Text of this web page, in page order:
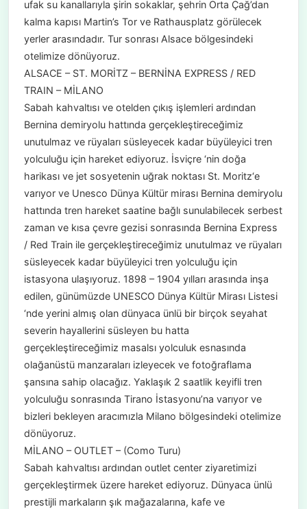
ufak su kanallarıyla şirin sokaklar, şehrin Orta Çağ’dan
kalma kapısı Martin’s Tor ve Rathausplatz görülecek
yerler arasındadır. Tur sonrası Alsace bölgesindeki
otelimize dönüyoruz.
ALSACE – ST. MORİTZ – BERNİNA EXPRESS / RED
TRAIN – MİLANO
Sabah kahvaltısı ve otelden çıkış işlemleri ardından
Bernina demiryolu hattında gerçekleştireceğimiz
unutulmaz ve rüyaları süsleyecek kadar büyüleyici tren
yolculuğu için hareket ediyoruz. İsviçre ‘nin doğa
harikası ve jet sosyetenin uğrak noktası St. Moritz‘e
varıyor ve Unesco Dünya Kültür mirası Bernina demiryolu
hattında tren hareket saatine bağlı sunulabilecek serbest
zaman ve kısa çevre gezisi sonrasında Bernina Express
/ Red Train ile gerçekleştireceğimiz unutulmaz ve rüyaları
süsleyecek kadar büyüleyici tren yolculuğu için
istasyona ulaşıyoruz. 1898 – 1904 yılları arasında inşa
edilen, günümüzde UNESCO Dünya Kültür Mirası Listesi
‘nde yerini almış olan dünyaca ünlü bir birçok seyahat
severin hayallerini süsleyen bu hatta
gerçekleştireceğimiz masalsı yolculuk esnasında
olağanüstü manzaraları izleyecek ve fotoğraflama
şansına sahip olacağız. Yaklaşık 2 saatlik keyifli tren
yolculuğu sonrasında Tirano İstasyonu’na varıyor ve
bizleri bekleyen aracımızla Milano bölgesindeki otelimize
dönüyoruz.
MİLANO – OUTLET – (Como Turu)
Sabah kahvaltısı ardından outlet center ziyaretimizi
gerçekleştirmek üzere hareket ediyoruz. Dünyaca ünlü
prestijli markaların şık mağazalarına, kafe ve